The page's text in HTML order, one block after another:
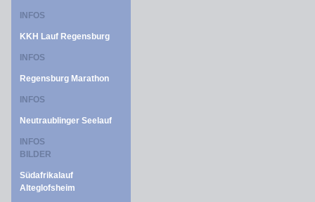
INFOS
KKH Lauf Regensburg
INFOS
Regensburg Marathon
INFOS
Neutraublinger Seelauf
INFOS
BILDER
Südafrikalauf
Alteglofsheim